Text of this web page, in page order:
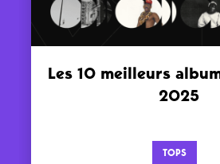
Les 10 meilleurs
2025
TOPS